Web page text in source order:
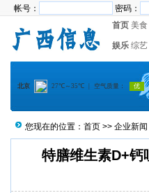
帐号： 密码：
首页 美食
娱乐 综艺
您现在的位置： 首页 >> 企业新闻
特膳维生素D+钙